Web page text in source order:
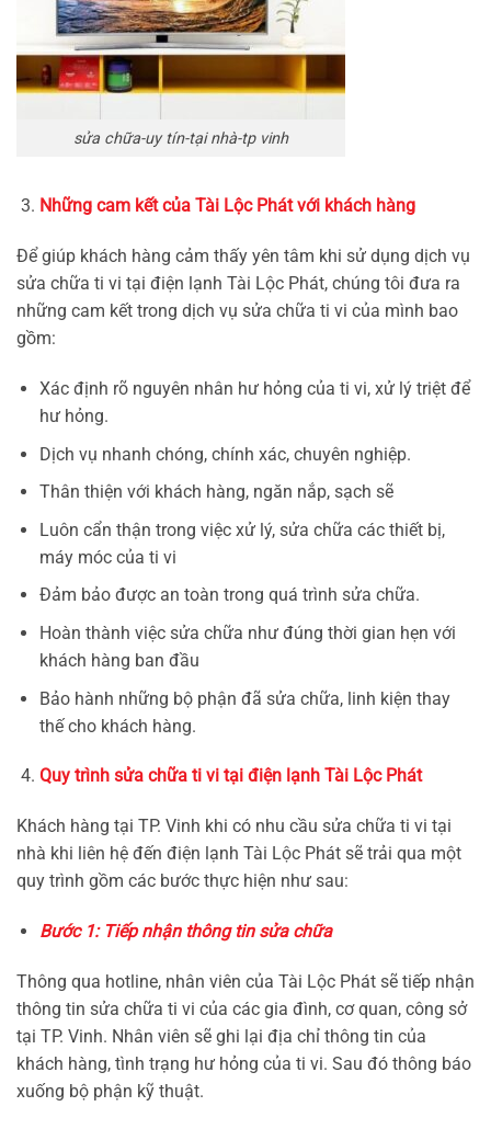
sửa chữa-uy tín-tại nhà-tp vinh
Những cam kết của Tài Lộc Phát với khách hàng
Để giúp khách hàng cảm thấy yên tâm khi sử dụng dịch vụ
sửa chữa ti vi tại điện lạnh Tài Lộc Phát, chúng tôi đưa ra
những cam kết trong dịch vụ sửa chữa ti vi của mình bao
gồm:
Xác định rõ nguyên nhân hư hỏng của ti vi, xử lý triệt để
hư hỏng.
Dịch vụ nhanh chóng, chính xác, chuyên nghiệp.
Thân thiện với khách hàng, ngăn nắp, sạch sẽ
Luôn cẩn thận trong việc xử lý, sửa chữa các thiết bị,
máy móc của ti vi
Đảm bảo được an toàn trong quá trình sửa chữa.
Hoàn thành việc sửa chữa như đúng thời gian hẹn với
khách hàng ban đầu
Bảo hành những bộ phận đã sửa chữa, linh kiện thay
thế cho khách hàng.
Quy trình sửa chữa ti vi tại điện lạnh Tài Lộc Phát
Khách hàng tại TP. Vinh khi có nhu cầu sửa chữa ti vi tại
nhà khi liên hệ đến điện lạnh Tài Lộc Phát sẽ trải qua một
quy trình gồm các bước thực hiện như sau:
Bước 1: Tiếp nhận thông tin sửa chữa
Thông qua hotline, nhân viên của Tài Lộc Phát sẽ tiếp nhận
thông tin sửa chữa ti vi của các gia đình, cơ quan, công sở
tại TP. Vinh. Nhân viên sẽ ghi lại địa chỉ thông tin của
khách hàng, tình trạng hư hỏng của ti vi. Sau đó thông báo
xuống bộ phận kỹ thuật.